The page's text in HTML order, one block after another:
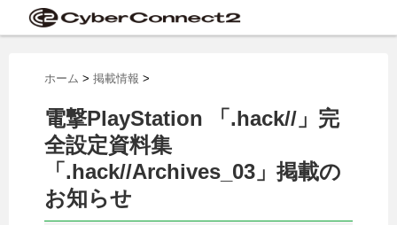
ホーム > 掲載情報 >
電撃PlayStation 「.hack//」完
全設定資料集
「.hack//Archives_03」掲載の
お知らせ